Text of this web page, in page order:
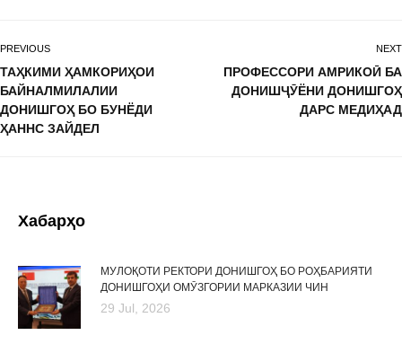
PREVIOUS
ТАҲКИМИ ҲАМКОРИҲОИ
БАЙНАЛМИЛАЛИИ
ДОНИШГОҲ БО БУНЁДИ
ҲАННС ЗАЙДЕЛ
NEXT
ПРОФЕССОРИ АМРИКОӢ БА
ДОНИШҶӮЁНИ ДОНИШГОҲ
ДАРС МЕДИҲАД
Хабарҳо
МУЛОҚОТИ РЕКТОРИ ДОНИШГОҲ БО РОҲБАРИЯТИ
ДОНИШГОҲИ ОМӮЗГОРИИ МАРКАЗИИ ЧИН
29 Jul, 2026